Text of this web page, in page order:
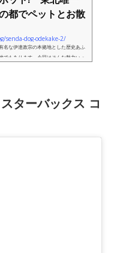
都でペットとお散
senda-dog-odekake-2/
名な伊達政宗の本拠地とした歴史あふ
でもあります。今回はそんな魅力いっ
ターバックス コ